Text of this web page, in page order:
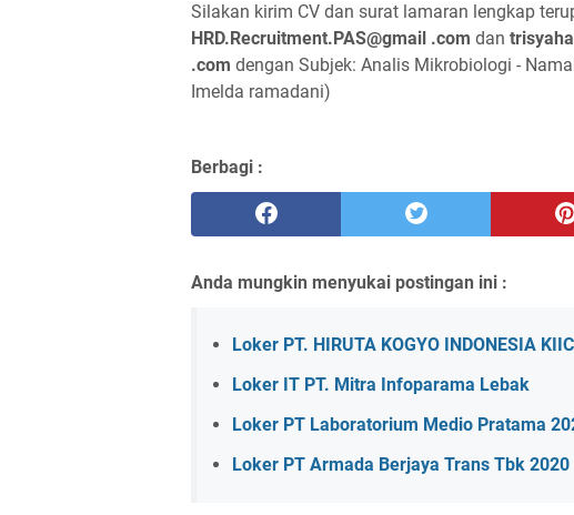
Silakan kirim CV dan surat lamaran lengkap
HRD.Recruitment.PAS@gmail .com dan
.com dengan Subjek: Analis Mikrobiologi -
Imelda ramadani)
Berbagi :
Anda mungkin menyukai postingan ini :
Loker PT. HIRUTA KOGYO INDONESIA
Loker IT PT. Mitra Infoparama Lebak
Loker PT Laboratorium Medio Pratama
Loker PT Armada Berjaya Trans Tbk 2020